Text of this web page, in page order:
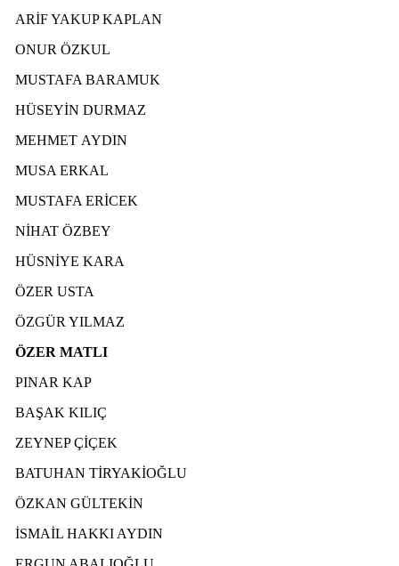
ARİF YAKUP KAPLAN
ONUR ÖZKUL
MUSTAFA BARAMUK
HÜSEYİN DURMAZ
МЕНМЕТ AYDIN
MUSA ERKAL
MUSTAFA ERİCEK
NİHAT ÖZBEY
HÜSNİYE KARA
ÖZER USTA
ÖZGÜR YILMAZ
ÖZER MATLI
PINAR KAP
BAŞAK KILIÇ
ZEYNEP ÇİÇEK
BATUHAN TİRYAKİOĞLU
ÖZKAN GÜLTEKİN
İSMAİL HAKKI AYDIN